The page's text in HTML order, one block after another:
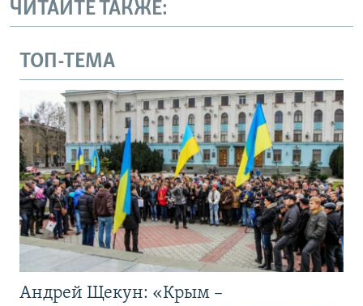
ЧИТАЙТЕ ТАКЖЕ:
ТОП-ТЕМА
Андрей Щекун: «Крым –